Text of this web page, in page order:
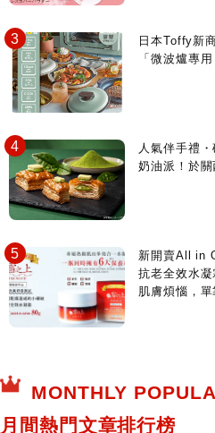
日本Toffy新
「微波爐專
人氣伴手禮
奶油派！於關
新開賣All in
抗老全效水
肌膚煩惱，
MONTHLY
月間熱門文章排行榜